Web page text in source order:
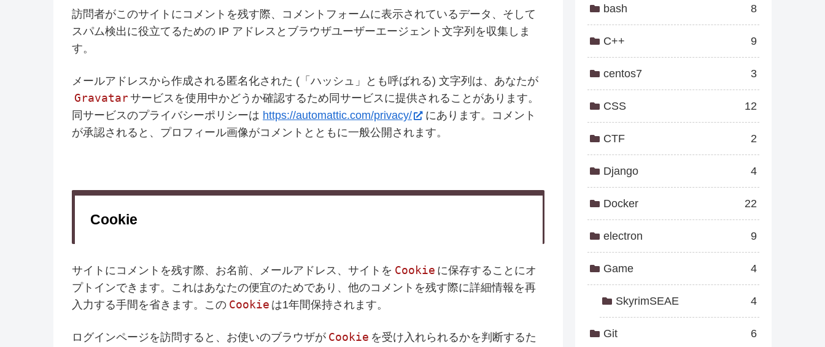
訪問者がこのサイトにコメントを残す際、コメントフォームに表示されているデータ、そして
スパム検出に役立てるための IP アドレスとブラウザユーザーエージェント文字列を収集しま
す。
メールアドレスから作成される匿名化された (「ハッシュ」とも呼ばれる) 文字列は、あなたが
Gravatarサービスを使用中かどうか確認するため同サービスに提供されることがあります。
同サービスのプライバシーポリシーは https://automattic.com/privacy/
にあります。コメント
が承認されると、プロフィール画像がコメントとともに一般公開されます。
Cookie
サイトにコメントを残す際、お名前、メールアドレス、サイトを Cookie に保存することにオ
プトインできます。これはあなたの便宜のためであり、他のコメントを残す際に詳細情報を再
入力する手間を省きます。この Cookie は1年間保持されます。
ログインページを訪問すると、お使いのブラウザが Cookie を受け入れられるかを判断するた
bash 8
C++ 9
centos7 3
CSS 12
CTF 2
Django 4
Docker 22
electron 9
Game 4
SkyrimSEAE 4
Git 6